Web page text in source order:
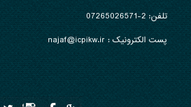
تلفن: 2-07265026571
پست الکترونیک : najaf@icpikw.ir